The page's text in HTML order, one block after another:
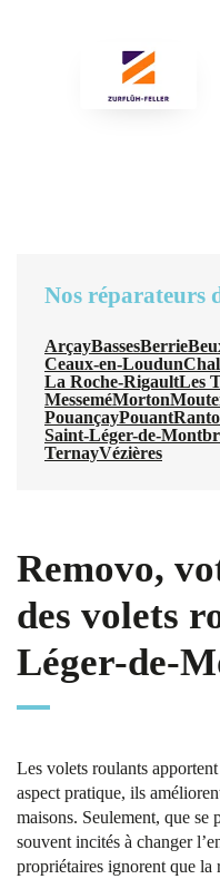
Nos réparateurs
ArçayBassesBerrie
Ceaux-en-Loudun
La Roche-RigaultLes
MesseméMorton
PouançayPouant
Saint-Léger-de-
TernayVézières
Removo,
des volets
Léger-de-
Les volets roulants
aspect pratique, ils
maisons. Seulement, que se
souvent incités à changer
propriétaires ignorent que la